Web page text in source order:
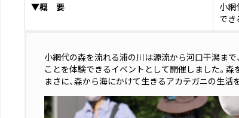
▼概 要
小網
でき
小網代の森を流れる浦の川は源流から河口干潟ま
ことを体験できるイベントとして開催しました。森
まさに、森から海にかけて生きるアカテガニの生